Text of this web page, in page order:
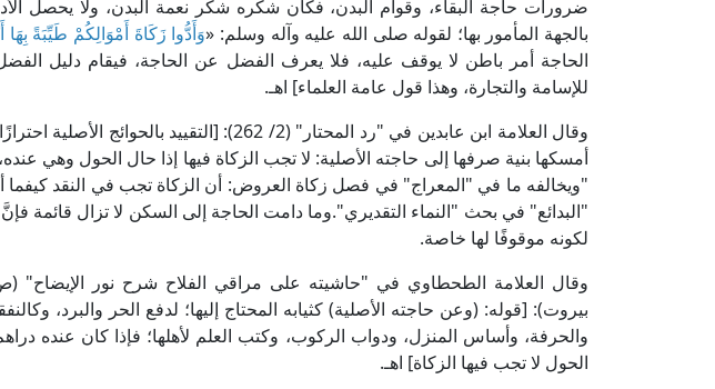
ضرورات حاجة البقاء، وقوام البدن، فكان شكره شكر نعمة البدن، ولا يحصل
بالجهة المأمور بها؛ لقوله صلى الله عليه وآله وسلم: «وَأَدُّوا زَكَاةَ أَمْوَالِكُمْ طَيِّبَةً
الحاجة أمر باطن لا يوقف عليه، فلا يعرف الفضل عن الحاجة، فيقام دليل
للإسامة والتجارة، وهذا قول عامة العلماء] اهـ.
وقال العلامة ابن عابدين في "رد المحتار" (2/ 262):
أمسكها بنية صرفها إلى حاجته الأصلية: لا تجب الزكاة فيها إذا حال الحول وهي
"ويخالفه ما في "المعراج" في فصل زكاة العروض: أن الزكاة تجب في النقد كيفما
"البدائع" في بحث "النماء التقديري".وما دامت الحاجة إلى السكن لا تزال قائمة
لكونه موقوفًا لها خاصة.
بيروت): [قوله: (وعن حاجته الأصلية) كثيابه المحتاج إليها؛ لدفع الحر والبرد،
والحرفة، وأساس المنزل، ودواب الركوب، وكتب العلم لأهلها؛ فإذا كان عنده
الحول لا تجب فيها الزكاة] اهـ.